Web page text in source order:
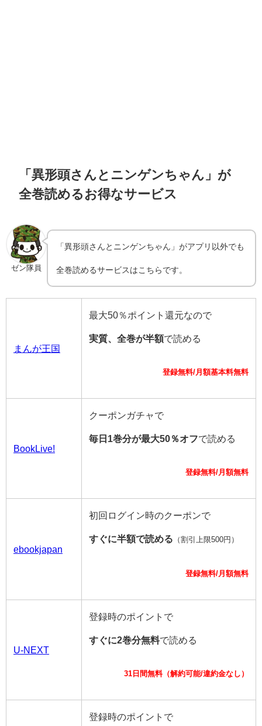
「異形頭さんとニンゲンちゃん」が
全巻読めるお得なサービス
ゼン隊員
「異形頭さんとニンゲンちゃん」がアプリ以外でも
全巻読めるサービスはこちらです。
まんが王国
最大50％ポイント還元なので
実質、全巻が半額で読める
登録無料/月額基本料無料
BookLive!
クーポンガチャで
毎日1巻分が最大50％オフで読める
登録無料/月額無料
ebookjapan
初回ログイン時のクーポンで
すぐに半額で読める （割引上限500円）
登録無料/月額無料
U-NEXT
登録時のポイントで
すぐに2巻分無料で読める
31日間無料（解約可能/違約金なし）
登録時のポイントで